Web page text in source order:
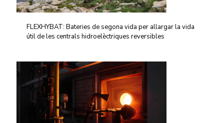
FLEXHYBAT: Bateries de segona vida per allargar la vida
útil de les centrals hidroelèctriques reversibles